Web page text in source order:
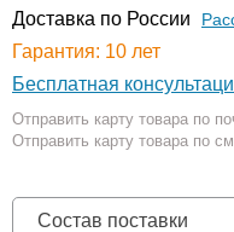
Доставка по России
Гарантия: 10 лет
Бесплатная
Отправить карту товара по
Отправить карту товара по
Состав поставки